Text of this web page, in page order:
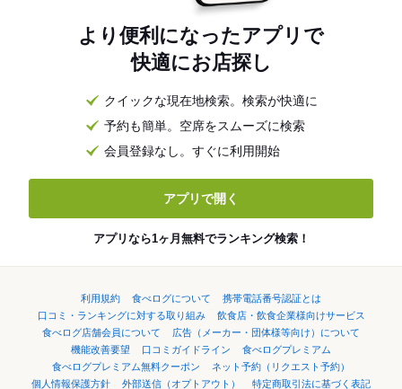
より便利になったアプリで
快適にお店探し
クイックな現在地検索。検索が快適に
予約も簡単。空席をスムーズに検索
会員登録なし。すぐに利用開始
アプリで開く
アプリなら1ヶ月無料でランキング検索！
利用規約 食べログについて
携帯電話番号認証とは
口コミ・ランキングに対する取り組み
飲食店・飲食企業様向けサービス
食べログ店舗会員について
広告（メーカー・団体様等向け）について
機能改善要望
口コミガイドライン
食べログプレミアム
食べログプレミアム無料クーポン
ネット予約（リクエスト予約）
個人情報保護方針
外部送信（オプトアウト） 特定商取引法に基づく表記